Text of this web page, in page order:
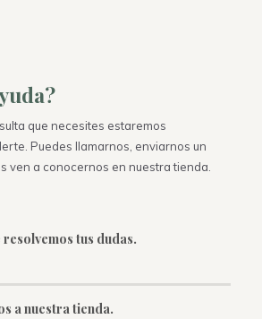
que necesites estaremos
Puedes llamarnos, enviarnos un
ven a conocernos en nuestra tienda.
tus dudas.
a nuestra tienda.